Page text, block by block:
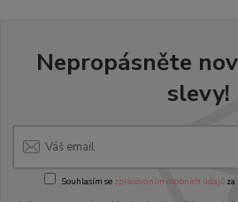
Nepropásněte
slevy!
Souhlasím se zpracováním osobních údajůza